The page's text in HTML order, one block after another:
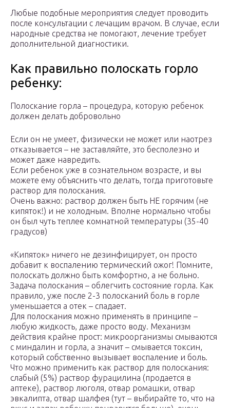
Любые подобные мероприятия следует проводить
после консультации с лечащим врачом. В случае, если
народные средства не помогают, лечение требует
дополнительной диагностики.
Как правильно полоскать горло
ребенку:
Полоскание горла – процедура, которую ребенок
должен делать добровольно
Если он не умеет, физически не может или наотрез
отказывается – не заставляйте, это бесполезно и
может даже навредить.
Если ребенок уже в сознательном возрасте, и вы
можете ему объяснить что делать, тогда приготовьте
раствор для полоскания.
Очень важно: раствор должен быть НЕ горячим (не
кипяток!) и не холодным. Вполне нормально чтобы
он был чуть теплее комнатной температуры (35-40
градусов)
«Кипяток» ничего не дезинфицирует, он просто
добавит к воспалению термический ожог! Помните,
полоскать должно быть комфортно, а не больно.
Задача полоскания – облегчить состояние горла. Как
правило, уже после 2-3 полосканий боль в горле
уменьшается а отек – спадает.
Для полоскания можно применять в принципе –
любую жидкость, даже просто воду. Механизм
действия крайне прост: микроорганизмы смываются
с миндалин и горла, а значит – смывается токсин,
который собственно вызывает воспаление и боль.
Что можно применить как раствор для полоскания:
слабый (5%) раствор фурацилина (продается в
аптеке), раствор люголя, отвар ромашки, отвар
эвкалипта, отвар шалфея (тут – выбирайте то, что на